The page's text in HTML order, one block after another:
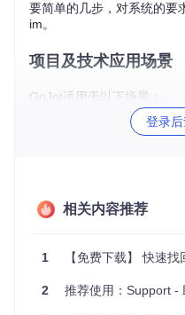
要简单的几步，对系统的要
im。
项目及技术应用场景
GoJot适用于以下场景：
：对于希望保
移动写作
：无论你身在何
日记创作，且内容会自动
集成可以为你提供可靠的
项目特点
登录
相关内容推荐
1 【免费下载】 快速
2 推荐使用：Support -